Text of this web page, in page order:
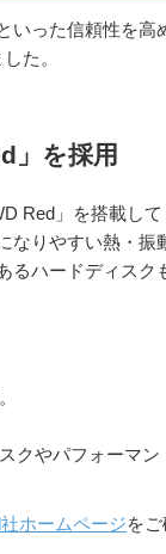
った信頼性を高
た。
」を採用
Red」を搭載して
なりやすい熱・振
るハードディスク
クやパフォーマン
ホームページをご